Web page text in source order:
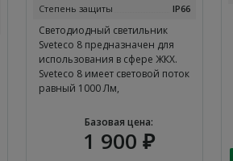
Степень защиты
IP66
Светодиодный светильник
Sveteco 8 предназначен для
использования в сфере ЖКХ.
Sveteco 8 имеет световой поток
равный 1000 Лм,
составляет 10 Вт, а цветовая
температура равна 4000K-
5000K. Sveteco 8 имеет
Базовая цена:
1 900 ₽